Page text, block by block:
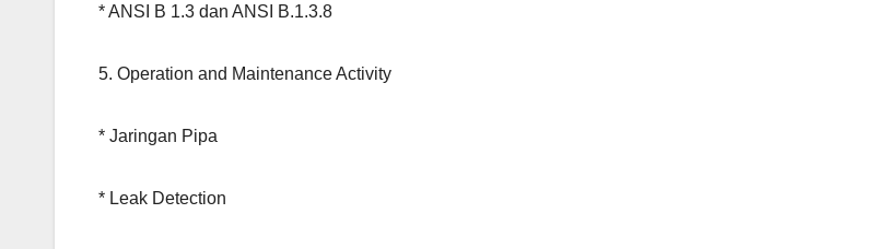
* ANSI B 1.3 dan ANSI B.1.3.8
5. Operation and Maintenance Activity
* Jaringan Pipa
* Leak Detection